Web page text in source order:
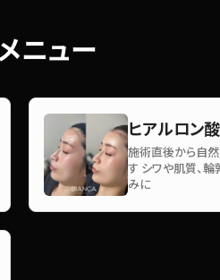
ニュー
ヒアルロン
施術直後から自
す シワや肌質、輪
みに